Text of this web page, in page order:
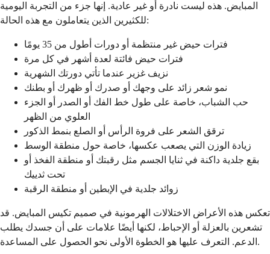
المبايض. هذه ليست نادرة أو غير عادية. إنها جزء من التجربة اليومية
للكثيرين الذين يتعاملون مع هذه الحالة:
فترات حيض غير منتظمة أو دورات أطول من 35 يومًا
فترات حيض فائتة لعدة أشهر في كل مرة
نزيف غزير عندما تأتي دورتك الشهرية
نمو شعر زائد على وجهك أو صدرك أو ظهرك أو بطنك
حب الشباب، خاصة على طول خط الفك أو الصدر أو الجزء
العلوي من الظهر
ترقق الشعر على فروة الرأس أو الصلع بنمط الذكور
زيادة الوزن التي يصعب عكسها، خاصة حول منطقة الوسط
بقع جلدية داكنة في ثنايا الجسم مثل رقبتك أو منطقة الفخذ أو
تحت ثدييك
زوائد جلدية في الإبطين أو منطقة الرقبة
تعكس هذه الأعراض الاختلالات الهرمونية في صميم تكيس المبايض. قد
تشعرين بالعزلة أو الإحباط، لكنها أيضًا علامات على أن جسدك يطلب
الدعم. التعرف عليها هو الخطوة الأولى نحو الحصول على المساعدة.